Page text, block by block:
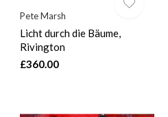
Pete Marsh
Licht durch die Bäume,
Rivington
£360.00